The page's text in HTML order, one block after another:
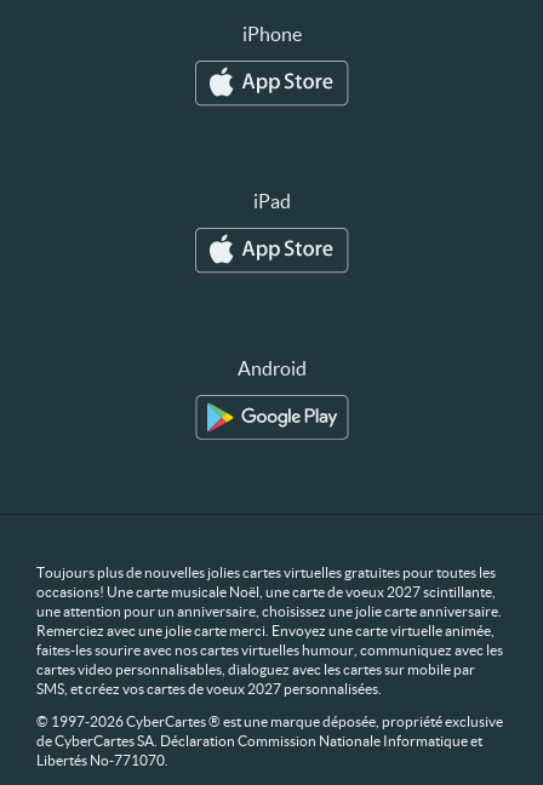
iPhone
iPad
Android
Toujours plus de nouvelles jolies cartes virtuelles gratuites pour toutes les
occasions! Une carte musicale Noël, une carte de voeux 2027 scintillante,
une attention pour un anniversaire, choisissez une jolie carte anniversaire.
Remerciez avec une jolie carte merci. Envoyez une carte virtuelle animée,
faites-les sourire avec nos cartes virtuelles humour, communiquez avec les
cartes video personnalisables, dialoguez avec les cartes sur mobile par
SMS, et créez vos cartes de voeux 2027 personnalisées.
© 1997-2026 CyberCartes ® est une marque déposée, propriété exclusive
de CyberCartes SA. Déclaration Commission Nationale Informatique et
Libertés No-771070.